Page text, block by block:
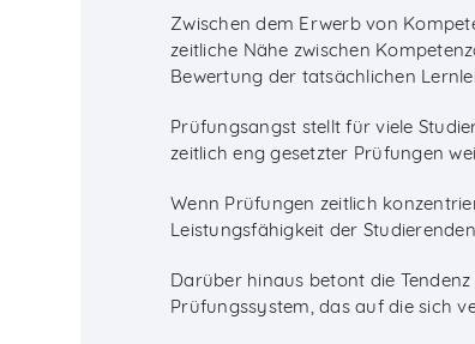
Zwischen dem Erwerb von
zeitliche Nähe zwischen
Bewertung der tatsächlichen
Prüfungsangst stellt für viele
zeitlich eng gesetzter Prüfungen
Wenn Prüfungen zeitlich
Leistungsfähigkeit der
Darüber hinaus betont die
Prüfungssystem, das auf die sich